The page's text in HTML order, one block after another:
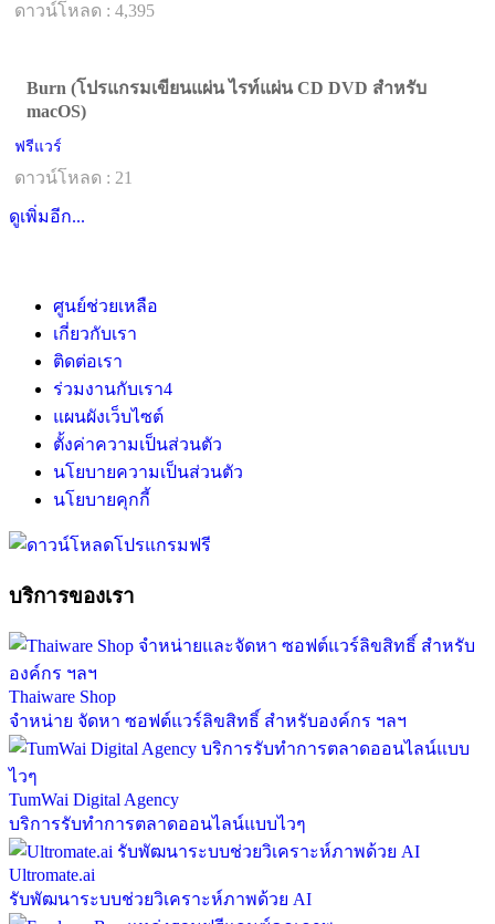
ดาวน์โหลด : 4,395
Burn (โปรแกรมเขียนแผ่น ไรท์แผ่น CD DVD สำหรับ
macOS)
ฟรีแวร์
ดาวน์โหลด : 21
ดูเพิ่มอีก...
ศูนย์ช่วยเหลือ
เกี่ยวกับเรา
ติดต่อเรา
ร่วมงานกับเรา4
แผนผังเว็บไซต์
ตั้งค่าความเป็นส่วนตัว
นโยบายความเป็นส่วนตัว
นโยบายคุกกี้
บริการของเรา
Thaiware Shop
จำหน่าย จัดหา ซอฟต์แวร์ลิขสิทธิ์ สำหรับองค์กร ฯลฯ
TumWai Digital Agency
บริการรับทำการตลาดออนไลน์แบบไวๆ
Ultromate.ai
รับพัฒนาระบบช่วยวิเคราะห์ภาพด้วย AI